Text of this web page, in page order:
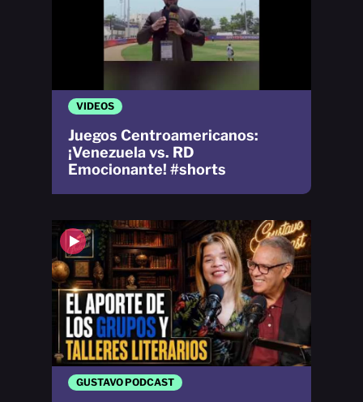
GUSTAVO PODCAST
VIDEOS
Juegos Centroamericanos:
¡Venezuela vs. RD
Emocionante! #shorts